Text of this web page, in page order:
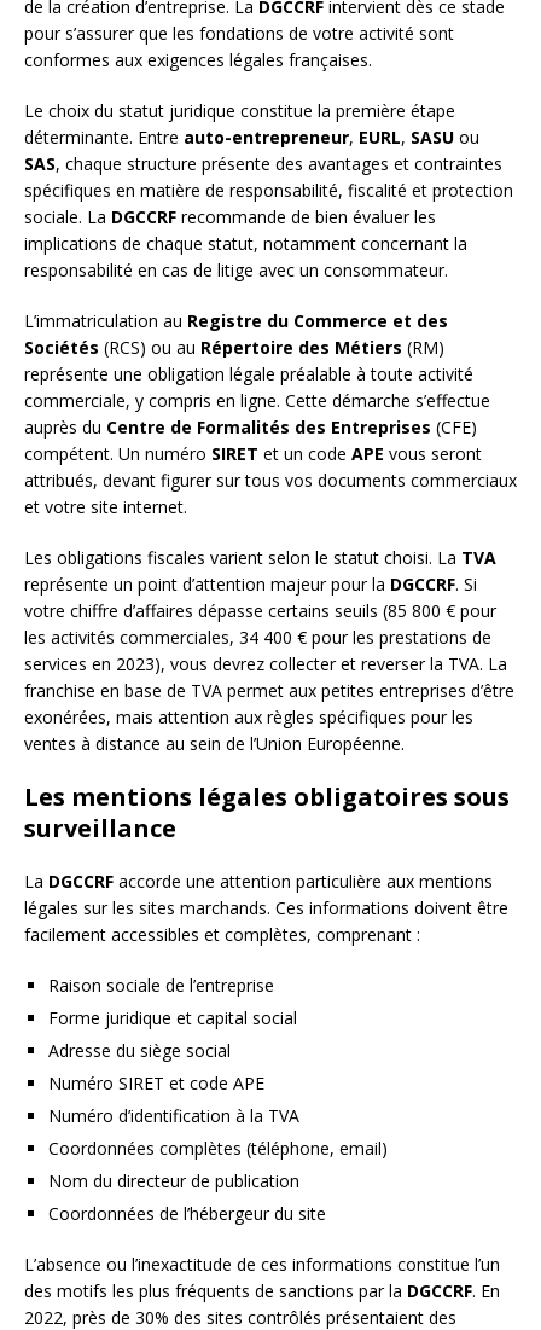
de la création d’entreprise. La DGCCRF intervient dès ce stade
pour s’assurer que les fondations de votre activité sont
conformes aux exigences légales françaises.
Le choix du statut juridique constitue la première étape
déterminante. Entre auto-entrepreneur, EURL, SASU ou
SAS, chaque structure présente des avantages et contraintes
spécifiques en matière de responsabilité, fiscalité et protection
sociale. La DGCCRF recommande de bien évaluer les
implications de chaque statut, notamment concernant la
responsabilité en cas de litige avec un consommateur.
L’immatriculation au Registre du Commerce et des
Sociétés (RCS) ou au Répertoire des Métiers (RM)
représente une obligation légale préalable à toute activité
commerciale, y compris en ligne. Cette démarche s’effectue
auprès du Centre de Formalités des Entreprises (CFE)
compétent. Un numéro SIRET et un code APE vous seront
attribués, devant figurer sur tous vos documents commerciaux
et votre site internet.
Les obligations fiscales varient selon le statut choisi. La TVA
représente un point d’attention majeur pour la DGCCRF. Si
votre chiffre d’affaires dépasse certains seuils (85 800 € pour
les activités commerciales, 34 400 € pour les prestations de
services en 2023), vous devrez collecter et reverser la TVA. La
franchise en base de TVA permet aux petites entreprises d’être
exonérées, mais attention aux règles spécifiques pour les
ventes à distance au sein de l’Union Européenne.
Les mentions légales obligatoires sous
surveillance
La DGCCRF accorde une attention particulière aux mentions
légales sur les sites marchands. Ces informations doivent être
facilement accessibles et complètes, comprenant :
Raison sociale de l’entreprise
Forme juridique et capital social
Adresse du siège social
Numéro SIRET et code APE
Numéro d’identification à la TVA
Coordonnées complètes (téléphone, email)
Nom du directeur de publication
Coordonnées de l’hébergeur du site
L’absence ou l’inexactitude de ces informations constitue l’un
des motifs les plus fréquents de sanctions par la DGCCRF. En
2022, près de 30% des sites contrôlés présentaient des